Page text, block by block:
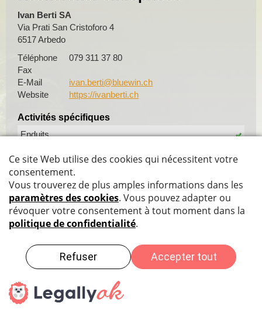
Ivan Berti SA
Via Prati San Cristoforo 4
6517 Arbedo
Téléphone
079 311 37 80
Fax
E-Mail
ivan.berti@bluewin.ch
Website
https://ivanberti.ch
Activités spécifiques
Enduits
Protection des données |Impressum| Sitemap